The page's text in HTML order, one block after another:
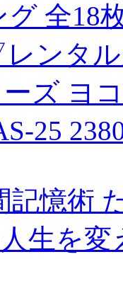
全18
ンタ
ズ ヨ
25
記憶術
生を